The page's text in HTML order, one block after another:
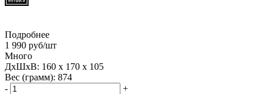
Подробнее
1 990 руб/шт
Много
ДхШхВ: 160 x 170 x 105
Вес (грамм): 874
-
+